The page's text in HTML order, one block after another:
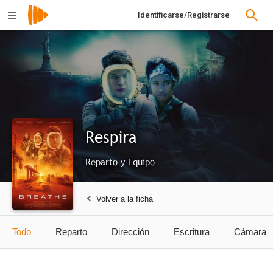
Identificarse/Registrarse
Respira
Reparto y Equipo
Volver a la ficha
Todo Reparto Dirección Escritura Cámara